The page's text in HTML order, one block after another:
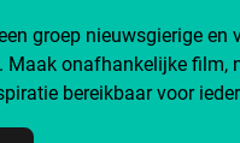
groep nieuwsgierige en
Maak onafhankelijke film,
bereikbaar voor